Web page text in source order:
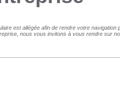
est allégée afin de rendre votre navigation
nous vous invitons à vous rendre sur